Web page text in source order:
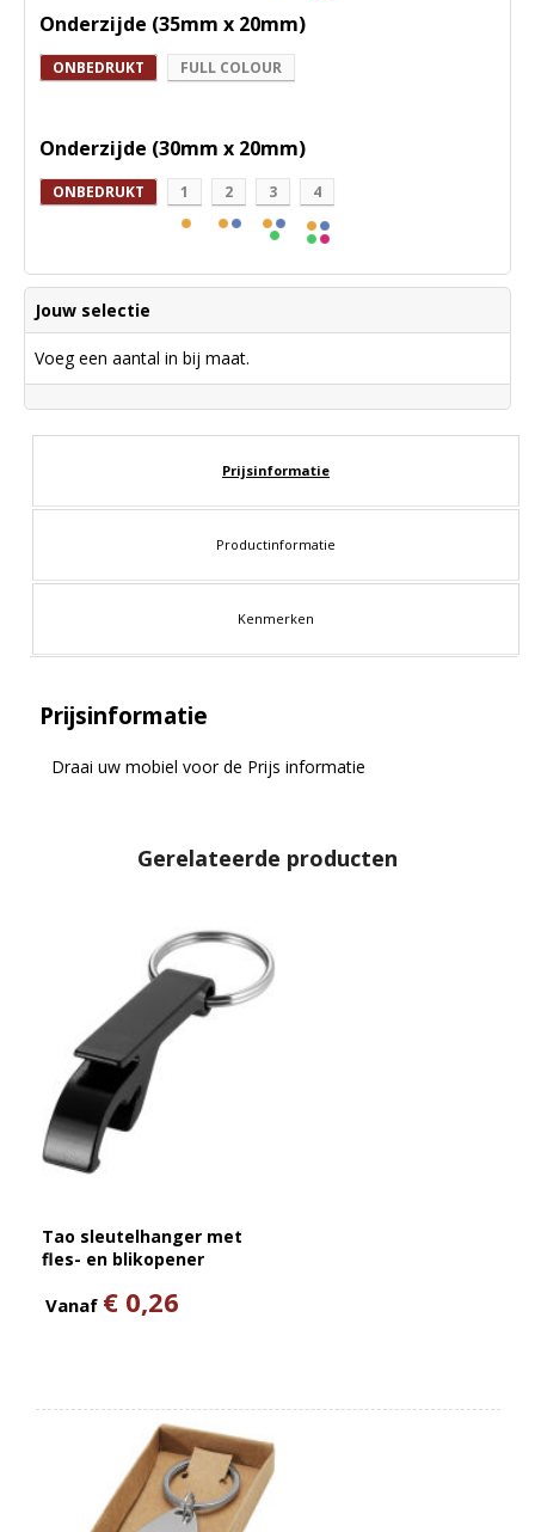
Onderzijde (35mm x 20mm)
ONBEDRUKT FULL COLOUR
Onderzijde (30mm x 20mm)
ONBEDRUKT 1 2 3 4
Jouw selectie
Voeg een aantal in bij maat.
Prijsinformatie
Productinformatie
Kenmerken
Prijsinformatie
Draai uw mobiel voor de Prijs informatie
Gerelateerde producten
Tao sleutelhanger met
fles- en blikopener
Vanaf € 0,26